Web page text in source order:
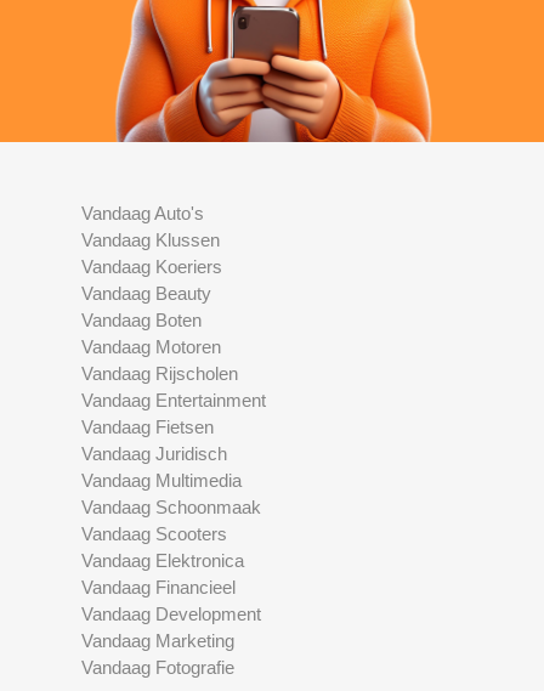
Vandaag Auto's
Vandaag Klussen
Vandaag Koeriers
Vandaag Beauty
Vandaag Boten
Vandaag Motoren
Vandaag Rijscholen
Vandaag Entertainment
Vandaag Fietsen
Vandaag Juridisch
Vandaag Multimedia
Vandaag Schoonmaak
Vandaag Scooters
Vandaag Elektronica
Vandaag Financieel
Vandaag Development
Vandaag Marketing
Vandaag Fotografie